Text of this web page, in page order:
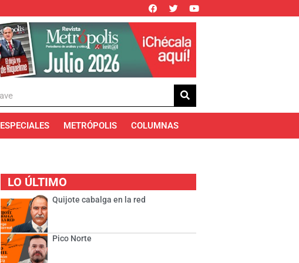
ESPECIALES METRÓPOLIS COLUMNAS
LO ÚLTIMO
Quijote cabalga en la red
Pico Norte